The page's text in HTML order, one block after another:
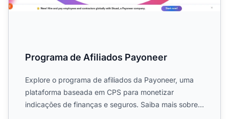
Programa de Afiliados Payoneer
Explore o programa de afiliados da Payoneer, uma
plataforma baseada em CPS para monetizar
indicações de finanças e seguros. Saiba mais sobre